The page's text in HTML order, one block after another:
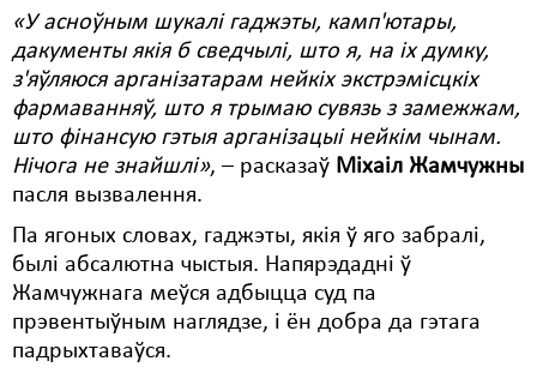
«У асноўным шукалі гаджэты, камп'ютары,
дакументы якія б сведчылі, што я, на іх думку,
з'яўляюся арганізатарам нейкіх экстрэмісцкіх
фармаванняў, што я трымаю сувязь з замежжам,
што фінансую гэтыя арганізацыі нейкім чынам.
Нічога не знайшлі», – расказаў Міхаіл Жамчужны
пасля вызвалення.
Па ягоных словах, гаджэты, якія ў яго забралі,
былі абсалютна чыстыя. Напярэдадні ў
Жамчужнага меўся адбыцца суд па
прэвентыўным наглядзе, і ён добра да гэтага
падрыхтаваўся.
Свабода сумленьня
Суд
Сьмяротнае пакараньне
Экалёгія
Правы працоўных
Сацыяльныя правы